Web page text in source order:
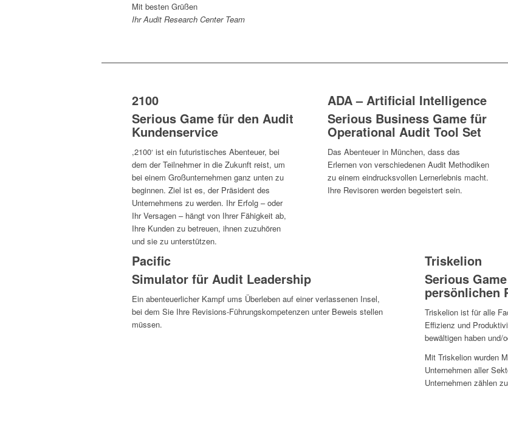
Mit besten Grüßen
Ihr Audit Research Center Team
2100
Serious Game für den Audit
Kundenservice
,2100‘ ist ein futuristisches Abenteuer, bei
dem der Teilnehmer in die Zukunft reist, um
bei einem Großunternehmen ganz unten zu
beginnen. Ziel ist es, der Präsident des
Unternehmens zu werden. Ihr Erfolg – oder
Ihr Versagen – hängt von Ihrer Fähigkeit ab,
Ihre Kunden zu betreuen, ihnen zuzuhören
und sie zu unterstützen.
ADA – Artificial Intelligence
Serious Business Game für
Operational Audit Tool Set
Das Abenteuer in München, dass das
Erlernen von verschiedenen Audit Methodiken
zu einem eindrucksvollen Lernerlebnis macht.
Ihre Revisoren werden begeistert sein.
Pacific
Simulator für Audit Leadership
Ein abenteuerlicher Kampf ums Überleben auf einer verlassenen Insel,
bei dem Sie Ihre Revisions-Führungskompetenzen unter Beweis stellen
müssen.
Triskelion
Serious
persönlichen
Triskelion ist für alle
Effizienz und
bewältigen haben und/
Mit Triskelion wurden
Unternehmen aller
Unternehmen zählen